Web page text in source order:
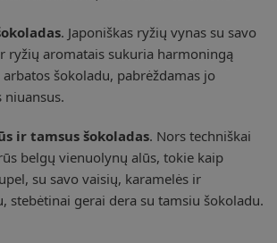
. Japoniškas ryžių vynas su savo
ryžių aromatais sukuria harmoningą
šokoladu, pabrėždamas jo
niuansus.
ir tamsus šokoladas. Nors techniškai
belgų vienuolynų alūs, tokie kaip
su savo vaisių, karamelės ir
stebėtinai gerai dera su tamsiu šokoladu.